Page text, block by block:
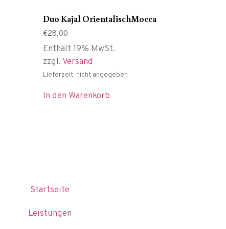
Duo Kajal OrientalischMocca
€28,00
Enthält 19% MwSt.
zzgl. Versand
Lieferzeit: nicht angegeben
In den Warenkorb
Startseite
Leistungen